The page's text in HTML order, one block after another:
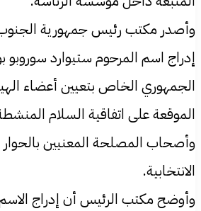
وأصدر مكتب رئيس جمهورية الجنوب
إدراج اسم المرحوم ستيوارد سوروبو
الجمهوري الخاص بتعيين أعضاء
وأصحاب المصلحة المعنيين
الانتخابية.
وأوضح مكتب الرئيس أن إدراج